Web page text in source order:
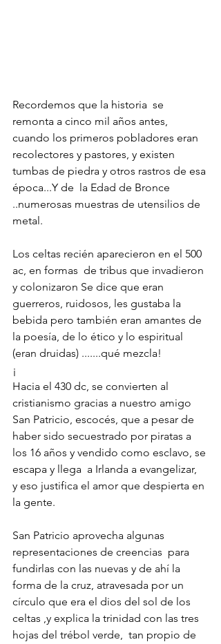
Recordemos que la historia  se
remonta a cinco mil años antes,
cuando los primeros pobladores eran
recolectores y pastores, y existen
tumbas de piedra y otros rastros de esa
época...Y de
la Edad de Bronce
..numerosas muestras de utensilios de
metal.
Los celtas recién aparecieron en el 500
ac, en formas  de tribus que invadieron
y colonizaron Se dice que eran
guerreros, ruidosos, les gustaba la
bebida pero también eran amantes de
la poesía, de lo ético y lo espiritual
(eran druidas) .......qué mezcla!
¡
Hacia el 430 dc, se convierten al
cristianismo gracias a nuestro amigo
San Patricio, escocés, que a pesar de
haber sido secuestrado por piratas a
los 16 años y vendido como esclavo, se
escapa y llega  a Irlanda a evangelizar,
y eso justifica el amor que despierta en
la gente.
San Patricio aprovecha algunas
representaciones de creencias  para
fundirlas con las nuevas y de ahí la
forma de la cruz, atravesada por un
círculo que era el dios del sol de los
celtas ,y explica la trinidad con las tres
hojas del trébol verde,  tan propio de